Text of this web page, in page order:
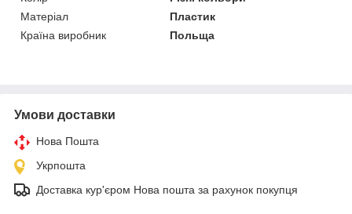
Матеріал
Пластик
Країна виробник
Польща
Умови доставки
Нова Пошта
Укрпошта
Доставка кур'єром Нова пошта за рахунок покупця